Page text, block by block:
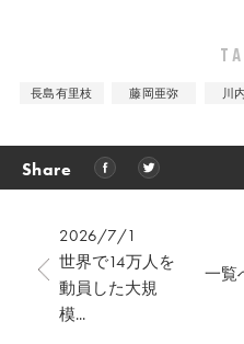
長島有里枝 藤岡亜弥 川
Share
2026/7/1
世界で14万人を
動員した大規
模...
一覧